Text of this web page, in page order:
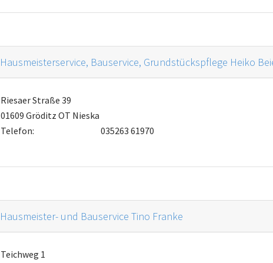
Hausmeisterservice, Bauservice, Grundstückspflege Heiko
Riesaer Straße 39
01609 Gröditz OT Nieska
Telefon:
035263 61970
Hausmeister- und Bauservice Tino Franke
Teichweg 1